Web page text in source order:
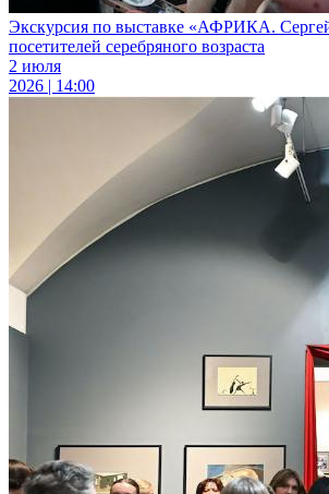
Экскурсия по выставке «АФРИКА.
посетителей серебряного возраста
2 июля
2026 | 14:00